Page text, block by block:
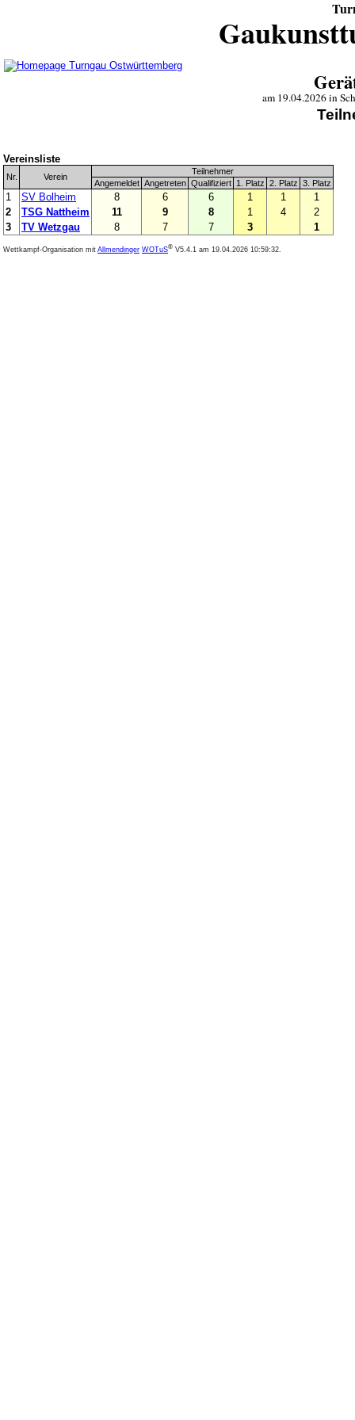
am 19.04.2026 in
Vereinsliste
Nr. Verein
Teilnehmer
Angemeldet Angetreten Qualifiziert 1. Platz 2. Platz 3. Platz
1 SV Bolheim 8 6 6 1 1
1
2
TSG Nattheim 11 9 8 1 4
2
3
TV Wetzgau 8 7 7 3 1
Wettkampf-Organisation mit Allmendinger WOTuS® V5.4.1 am 19.04.2026 10:59:32.